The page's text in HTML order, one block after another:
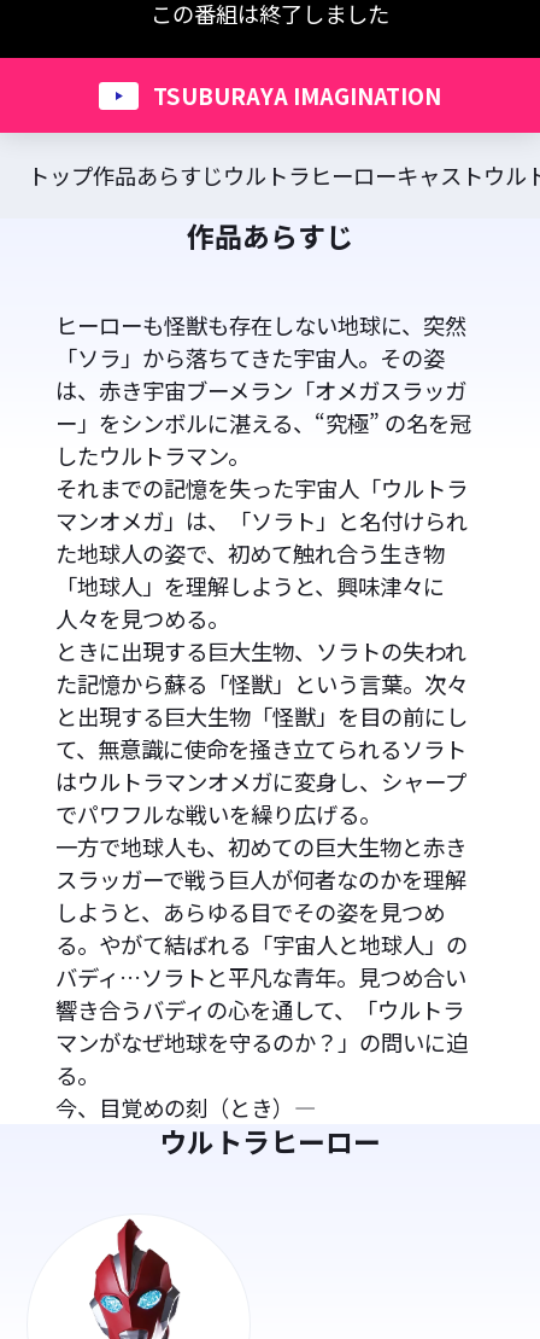
この番組は終了しました
TSUBURAYA IMAGINATION
トップ作品あらすじウルトラヒーローキャストウル
作品あらすじ
ヒーローも怪獣も存在しない地球に、突然
「ソラ」から落ちてきた宇宙人。その姿
は、赤き宇宙ブーメラン「オメガスラッガ
ー」をシンボルに湛える、“究極” の名を冠
したウルトラマン。
それまでの記憶を失った宇宙人「ウルトラ
マンオメガ」は、「ソラト」と名付けられ
た地球人の姿で、初めて触れ合う生き物
「地球人」を理解しようと、興味津々に
人々を見つめる。
ときに出現する巨大生物、ソラトの失われ
た記憶から蘇る「怪獣」という言葉。次々
と出現する巨大生物「怪獣」を目の前にし
て、無意識に使命を掻き立てられるソラト
はウルトラマンオメガに変身し、シャープ
でパワフルな戦いを繰り広げる。
一方で地球人も、初めての巨大生物と赤き
スラッガーで戦う巨人が何者なのかを理解
しようと、あらゆる目でその姿を見つめ
る。やがて結ばれる「宇宙人と地球人」の
バディ…ソラトと平凡な青年。見つめ合い
響き合うバディの心を通して、「ウルトラ
マンがなぜ地球を守るのか？」の問いに迫
る。
今、目覚めの刻（とき）―
ウルトラヒーロー